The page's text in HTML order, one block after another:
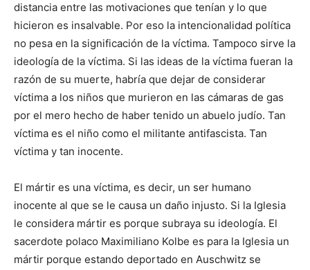
distancia entre las motivaciones que tenían y lo que
hicieron es insalvable. Por eso la intencionalidad política
no pesa en la significación de la víctima. Tampoco sirve la
ideología de la víctima. Si las ideas de la víctima fueran la
razón de su muerte, habría que dejar de considerar
víctima a los niños que murieron en las cámaras de gas
por el mero hecho de haber tenido un abuelo judío. Tan
víctima es el niño como el militante antifascista. Tan
víctima y tan inocente.
El mártir es una víctima, es decir, un ser humano
inocente al que se le causa un daño injusto. Si la Iglesia
le considera mártir es porque subraya su ideología. El
sacerdote polaco Maximiliano Kolbe es para la Iglesia un
mártir porque estando deportado en Auschwitz se